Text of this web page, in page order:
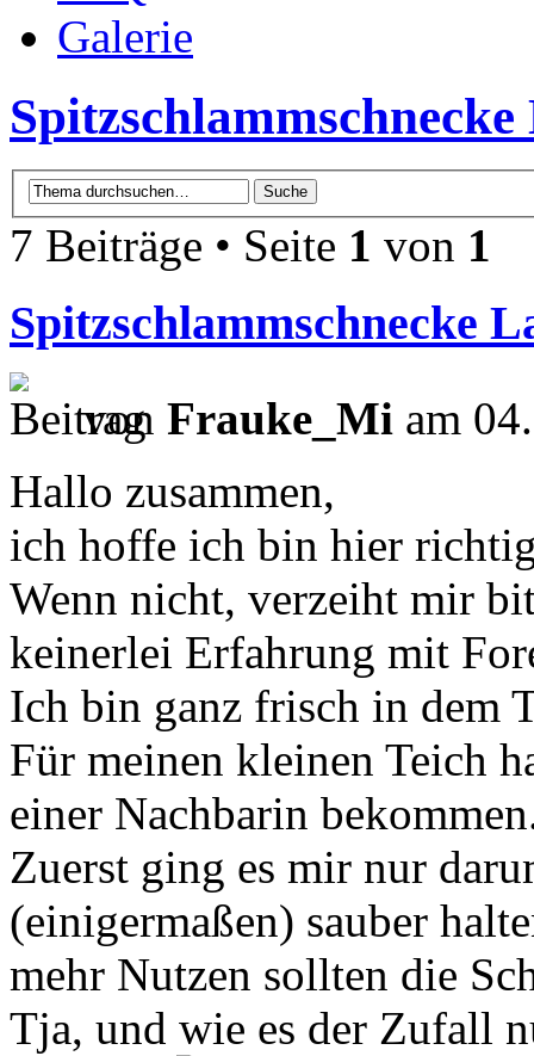
Galerie
7 Beiträge • Seite 1 von 1
Spitzschlammschnecke
von Frauke_Mi am
Hallo zusammen,
ich hoffe ich bin hier
Wenn nicht, verzeiht mir
keinerlei Erfahrung mit
Ich bin ganz frisch in dem
Für meinen kleinen Teich
einer Nachbarin
Zuerst ging es mir nur
(einigermaßen) sauber
mehr Nutzen sollten die
Tja, und wie es der Zufall